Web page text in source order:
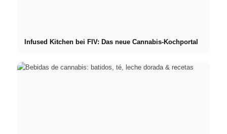
Infused Kitchen bei FIV: Das neue Cannabis-Kochportal